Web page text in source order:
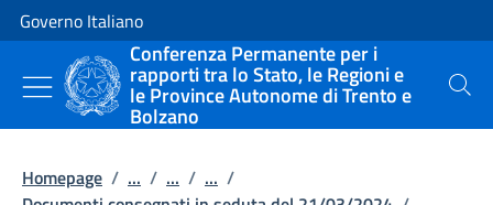
Vai al contenuto
Vai alla navigazione del sito
Governo Italiano
Conferenza Permanente per i
rapporti tra lo Stato, le Regioni e
le Province Autonome di Trento e
Bolzano
Cerca
Homepage / ... / ... / ... /